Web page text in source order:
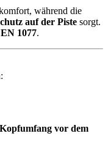
während die
auf der Piste sorgt.
1077.
vor dem